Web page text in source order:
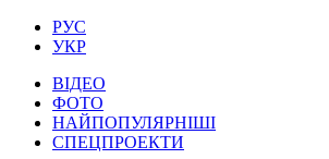
РУС
УКР
ВІДЕО
ФОТО
НАЙПОПУЛЯРНІШІ
СПЕЦПРОЕКТИ